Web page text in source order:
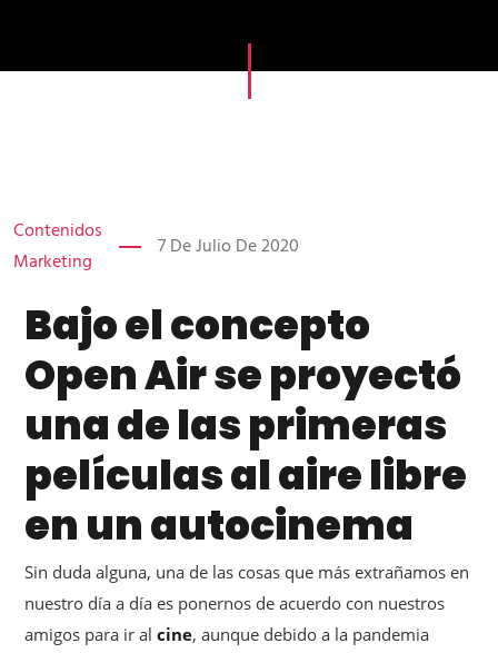
Contenidos
Marketing
7 De Julio De 2020
Bajo el concepto
Open Air se proyectó
una de las primeras
películas al aire libre
en un autocinema
Sin duda alguna, una de las cosas que más extrañamos en
nuestro día a día es ponernos de acuerdo con nuestros
amigos para ir al cine, aunque debido a la pandemia